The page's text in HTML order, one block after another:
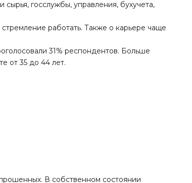
госслужбы, управления, бухучета,
работать. Также о карьере чаще
31% респондентов. Больше
от 35 до 44 лет.
В собственном состоянии